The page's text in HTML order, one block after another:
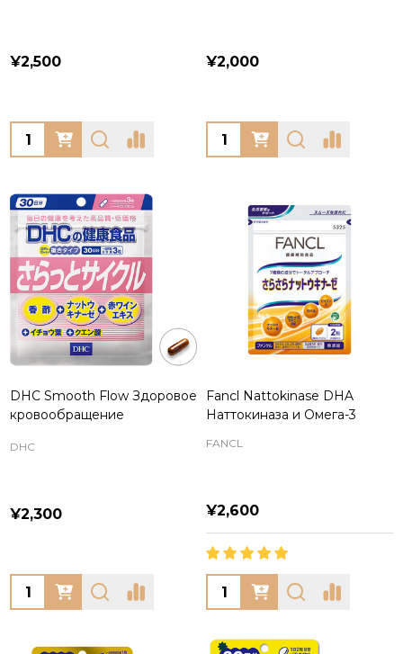
¥2,500
Quantity:
¥2,000
Quantity:
DHC Smooth Flow Здоровое
кровообращение
DHC
¥2,300
Quantity:
Fancl Nattokinase DHA
Наттокиназа и Омега-3
FANCL
¥2,600
Quantity: